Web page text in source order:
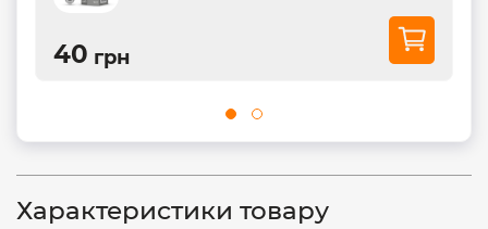
40 грн
Характеристики товару